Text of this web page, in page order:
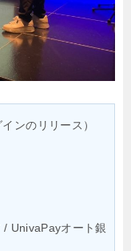
ンのリリース）
UnivaPayオート銀